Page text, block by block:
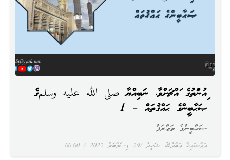
މިއުންމަތުގެ މައްޗަށްވާ، ނަބިއްޔާ صلى الله عليه وسلمގެ
ޞަޙާބީންގެ ޙައްޤުތައް – 1
އައްޝައިޚް ޢަބްދުﷲ ޝަހީދު 29 ޑިސެމްބަރު 2022
ޞަޙާބީންގެ ތަޢާރަފް